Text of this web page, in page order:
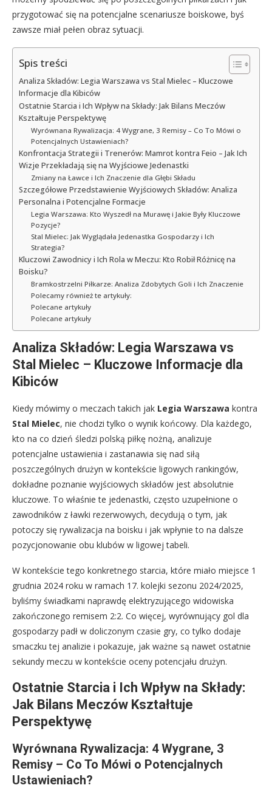
przygotować się na potencjalne scenariusze boiskowe, byś
zawsze miał pełen obraz sytuacji.
Spis treści
Analiza Składów: Legia Warszawa vs Stal Mielec – Kluczowe
Informacje dla Kibiców
Ostatnie Starcia i Ich Wpływ na Składy: Jak Bilans Meczów
Kształtuje Perspektywę
Wyrównana Rywalizacja: 4 Wygrane, 3 Remisy – Co To Mówi o
Potencjalnych Ustawieniach?
Konfrontacja Strategii i Trenerów: Mamrot kontra Feio – Jak Ich
Wizje Przekładają się na Wyjściowe Jedenastki
Zmiany na Ławce i Ich Znaczenie dla Głębi Składu
Szczegółowe Przedstawienie Wyjściowych Składów: Analiza
Personalna i Potencjalne Formacje
Legia Warszawa: Kto Wyszedł na Murawę i Jakie Były Kluczowe
Pozycje?
Stal Mielec: Jak Wyglądała Jedenastka Gospodarzy i Ich
Strategia?
Kluczowi Zawodnicy i Ich Rola w Meczu: Kto Robił Różnicę na
Boisku?
Bramkostrzelni Piłkarze: Analiza Zdobytych Goli i Ich Znaczenie
Polecamy również te artykuły:
Polecane artykuły
Polecane artykuły
Analiza Składów: Legia Warszawa vs
Stal Mielec – Kluczowe Informacje dla
Kibiców
Kiedy mówimy o meczach takich jak Legia Warszawa kontra
Stal Mielec, nie chodzi tylko o wynik końcowy. Dla każdego,
kto na co dzień śledzi polską piłkę nożną, analizuje
potencjalne ustawienia i zastanawia się nad siłą
poszczególnych drużyn w kontekście ligowych rankingów,
dokładne poznanie wyjściowych składów jest absolutnie
kluczowe. To właśnie te jedenastki, często uzupełnione o
zawodników z ławki rezerwowych, decydują o tym, jak
potoczy się rywalizacja na boisku i jak wpłynie to na dalsze
pozycjonowanie obu klubów w ligowej tabeli.
W kontekście tego konkretnego starcia, które miało miejsce 1
grudnia 2024 roku w ramach 17. kolejki sezonu 2024/2025,
byliśmy świadkami naprawdę elektryzującego widowiska
zakończonego remisem 2:2. Co więcej, wyrównujący gol dla
gospodarzy padł w doliczonym czasie gry, co tylko dodaje
smaczku tej analizie i pokazuje, jak ważne są nawet ostatnie
sekundy meczu w kontekście oceny potencjału drużyn.
Ostatnie Starcia i Ich Wpływ na Składy:
Jak Bilans Meczów Kształtuje
Perspektywę
Wyrównana Rywalizacja: 4 Wygrane, 3
Remisy – Co To Mówi o Potencjalnych
Ustawieniach?